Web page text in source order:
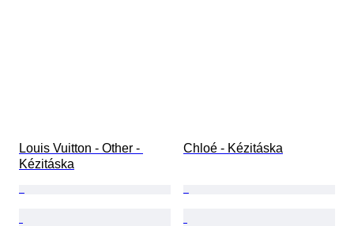
Louis Vuitton - Other -
Kézitáska
Chloé - Kézitáska